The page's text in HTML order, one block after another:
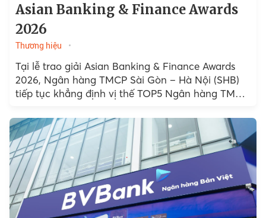
Asian Banking & Finance Awards
2026
Thương hiệu
Tại lễ trao giải Asian Banking & Finance Awards
2026, Ngân hàng TMCP Sài Gòn – Hà Nội (SHB)
tiếp tục khẳng định vị thế TOP5 Ngân hàng TMCP